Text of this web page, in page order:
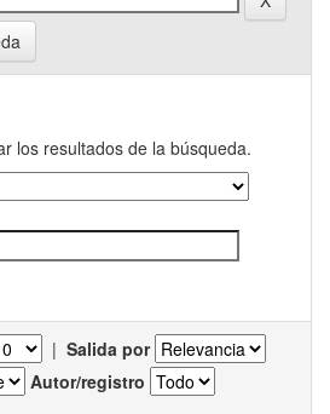
los resultados de la búsqueda.
| Salida por
Autor/registro